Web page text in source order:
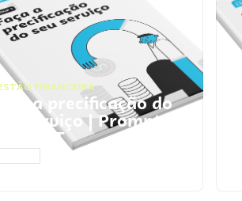
FINANCEIRA
Faça a precificação do
seu serviço | Prompts
ChatGPT